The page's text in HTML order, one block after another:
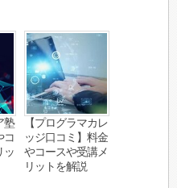
塾
コ
ッ
【プログラマカレ
ッジ口コミ】料金
やコースや受講メ
リットを解説